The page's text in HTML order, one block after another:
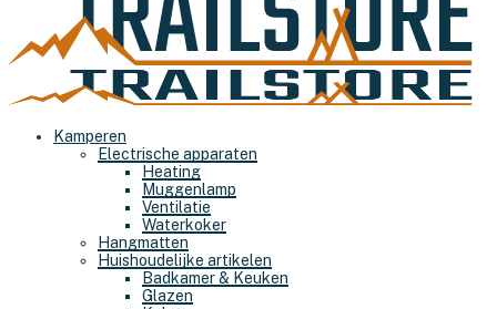
Kamperen
Electrische apparaten
Heating
Muggenlamp
Ventilatie
Waterkoker
Hangmatten
Huishoudelijke artikelen
Badkamer & Keuken
Glazen